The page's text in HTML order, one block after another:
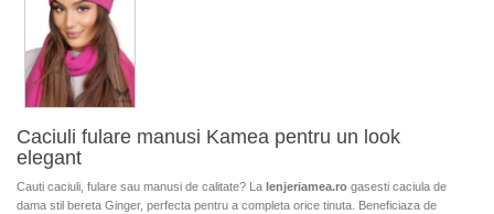
Caciuli fulare manusi Kamea pentru un look
elegant
Cauti caciuli, fulare sau manusi de calitate? La lenjeriamea.ro gasesti caciula de
dama stil bereta Ginger, perfecta pentru a completa orice tinuta. Beneficiaza de